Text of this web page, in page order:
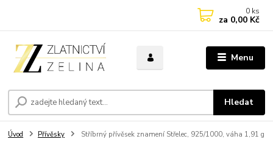
Menu
Hledat
0 ks
za 0,00 Kč
Úvod Přívěsky Stříbrný přívěsek znamení Střelec, 925/1000, váha 1,91 g